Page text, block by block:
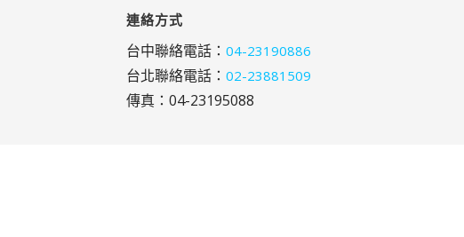
連絡方式
台中聯絡電話： 04-23190886
台北聯絡電話： 02-23881509
傳真：04-23195088